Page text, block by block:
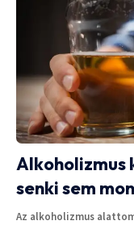
Alkoholizmus
senki sem
Az alkoholizmus